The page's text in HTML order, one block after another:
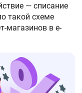
— списание
такой схеме
магазинов в e-